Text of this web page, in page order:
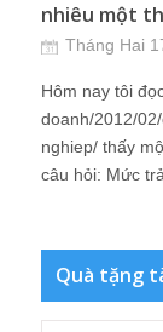
nhiêu một
Tháng Hai
Hôm nay tôi
doanh/2012/
nghiep/ thấy
câu hỏi: Mức
Quà tặng